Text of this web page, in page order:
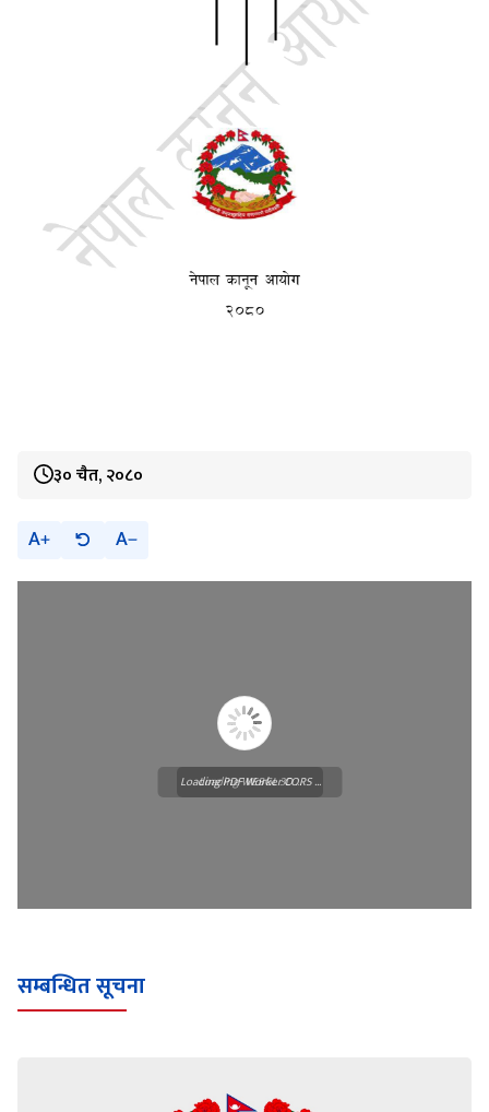
३० चैत, २०८०
A A
Loading WEBGL 3D ...
Loading PDF Worker CORS ...
सम्बन्धित सूचना